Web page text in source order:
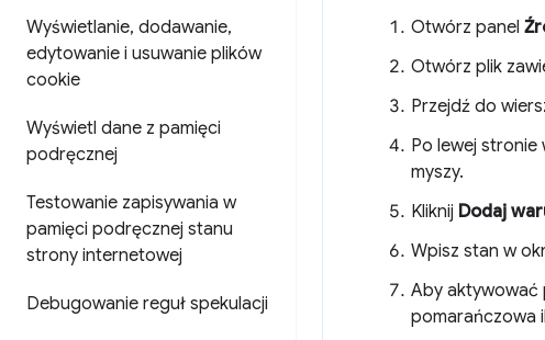
Wyświetlanie, dodawanie,
edytowanie i usuwanie plików
cookie
Wyświetl dane z pamięci
podręcznej
Testowanie zapisywania w
pamięci podręcznej stanu
strony internetowej
Debugowanie reguł spekulacji
Otwórz panel
Otwórz plik
Przejdź do
Po lewej stronie
myszy.
Kliknij Dodaj
Wpisz stan w
Aby aktywować
pomarańczowa